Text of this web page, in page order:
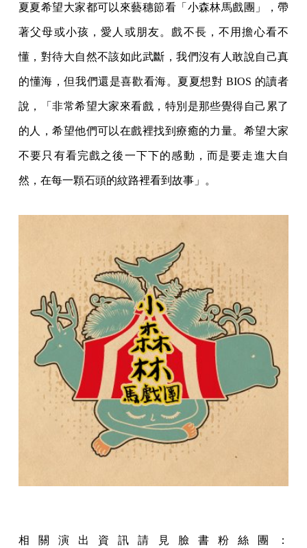
夏夏希望大家都可以來藝穗節看「小森林馬戲團」，帶
著父母或小孩，愛人或朋友。戲不長，不用擔心看不
懂，對待大自然不該如此武斷，我們沒有人敢說自己真
的懂海，但我們還是喜歡看海。夏夏想對 BIOS 的讀者
說，「非常希望大家來看戲，特別是那些覺得自己累了
的人，希望他們可以在戲裡找到療癒的力量。希望大家
不要只有看完戲之後一下下的感動，而是要走進大自
然，在每一顆石頭的紋路裡看到故事」。
相關演出資訊請見臉書粉絲團：